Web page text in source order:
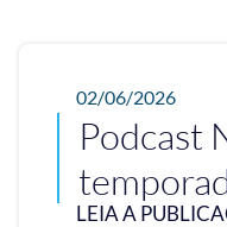
02/06/2026
Podcast
LEIA A